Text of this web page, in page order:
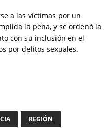
a las víctimas por un
la pena, y se ordenó la
con su inclusión en el
por delitos sexuales.
REGIÓN